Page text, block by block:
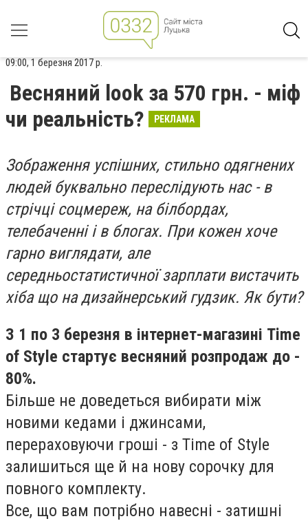
09:00, 1 березня 2017 р.
Весняний look за 570 грн. - міф
чи реальність?
РЕКЛАМА
Зображення успішних, стильно одягнених
людей буквально переслідують нас - в
стрічці соцмереж, на білбордах,
телебаченні і в блогах. При кожен хоче
гарно виглядати, але
середньостатистичної зарплати вистачить
хіба що на дизайнерський гудзик. Як бути?
З 1 по 3 березня в інтернет-магазині Time
of Style стартує весняний розпродаж до -
80%.
Більше не доведеться вибирати між
новими кедами і джинсами,
перераховуючи гроші - з Time of Style
залишиться ще й на нову сорочку для
повного комплекту.
Все, що вам потрібно навесні - затишні